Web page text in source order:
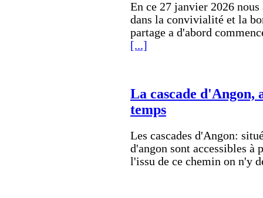
En ce 27 janvier 2026
dans la convivialité et la
partage a d'abord
[...]
La cascade d'Angon,
temps
Les cascades d'Angon:
d'angon sont accessibles à
l'issu de ce chemin on n'y